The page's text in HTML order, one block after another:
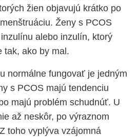
žien objavujú krátko po
Ženy s PCOS
alebo inzulín, ktorý
tak, ako by mal.
normálne fungovať je jedným
s PCOS majú tendenciu
majú problém schudnúť. U
až neskôr, po výraznom
toho vyplýva vzájomná